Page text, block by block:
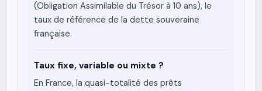
(Obligation Assimilable du Trésor à 10 ans), le
taux de référence de la dette souveraine
française.
Taux fixe, variable ou mixte ?
En France, la quasi-totalité des prêts